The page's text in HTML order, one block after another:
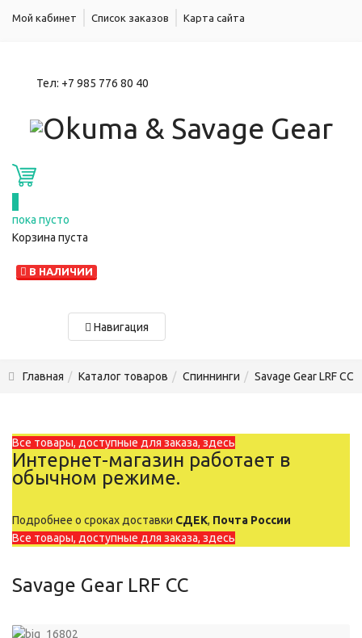
Мой кабинет Список заказов Карта сайта
Тел: +7 985 776 80 40
пока пусто
Корзина пуста
В НАЛИЧИИ
Навигация
Главная Каталог товаров Спиннинги Savage Gear LRF CC
Все товары, доступные для заказа, здесь
Интернет-магазин работает в
обычном режиме.
Подробнее о сроках доставки СДЕК, Почта России
Все товары, доступные для заказа, здесь
Savage Gear LRF CC